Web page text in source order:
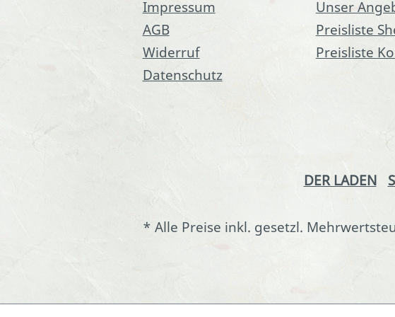
Impressum
AGB
Widerruf
Datenschutz
Unser
Preisliste
Preisliste
DER LADEN
* Alle Preise inkl. gesetzl.